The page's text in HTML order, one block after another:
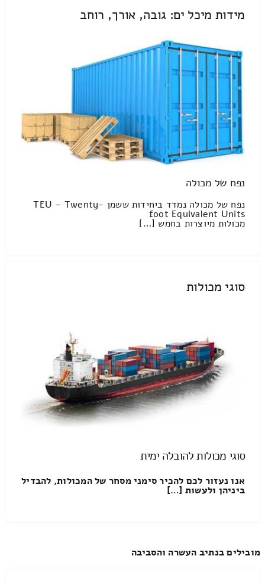
מידות מיכל ים: גובה, אורך, רוחב
נפח של מכולה
נפח של מכולה נמדד ביחידות ששמן TEU – Twenty-
foot Equivalent Units
מכולות מיוצרות בחמש […]
סוגי מכולות
סוגי מכולות להובלה ימית
אנו נעזור לכם להכיר סימני מסחר של המכולות, להבדיל
ביניהן ולעשות […]
מובילים בנתיב העשרה והסביבה